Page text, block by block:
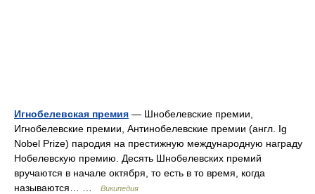
Игнобелевская премия — Шнобелевские премии,
Игнобелевские премии, Антинобелевские премии (англ. Ig
Nobel Prize) пародия на престижную международную награду
Нобелевскую премию. Десять Шнобелевских премий
вручаются в начале октября, то есть в то время, когда
называются… …
Википедия